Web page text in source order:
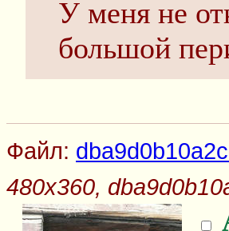
У меня не
большой
Файл:
480x360,